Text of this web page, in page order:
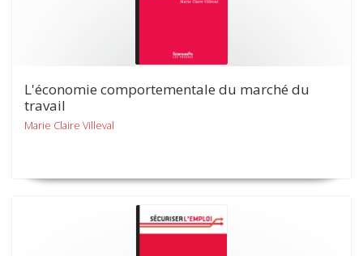
L'économie comportementale du marché du
travail
Marie Claire Villeval